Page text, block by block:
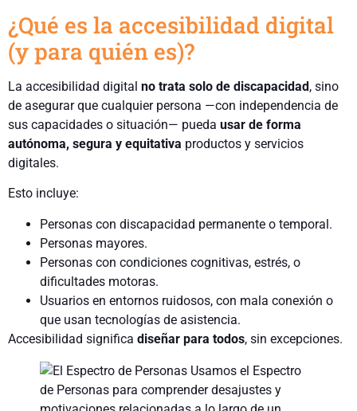
¿Qué es la accesibilidad digital
(y para quién es)?
La accesibilidad digital no trata solo de discapacidad, sino
de asegurar que cualquier persona —con independencia de
sus capacidades o situación— pueda usar de forma
autónoma, segura y equitativa productos y servicios
digitales.
Esto incluye:
Personas con discapacidad permanente o temporal.
Personas mayores.
Personas con condiciones cognitivas, estrés, o
dificultades motoras.
Usuarios en entornos ruidosos, con mala conexión o
que usan tecnologías de asistencia.
Accesibilidad significa diseñar para todos, sin excepciones.